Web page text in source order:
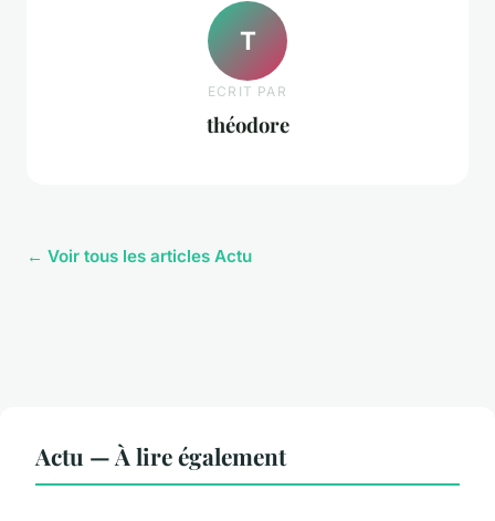
T
ECRIT PAR
théodore
← Voir tous les articles Actu
Actu — À lire également